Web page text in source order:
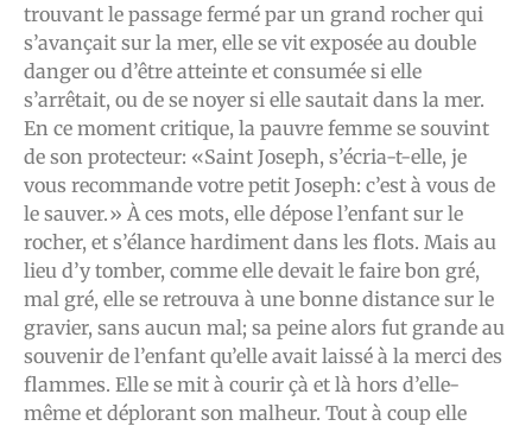
trouvant le passage fermé par un grand rocher qui
s’avançait sur la mer, elle se vit exposée au double
danger ou d’être atteinte et consumée si elle
s’arrêtait, ou de se noyer si elle sautait dans la mer.
En ce moment critique, la pauvre femme se souvint
de son protecteur: «Saint Joseph, s’écria-t-elle, je
vous recommande votre petit Joseph: c’est à vous de
le sauver.» À ces mots, elle dépose l’enfant sur le
rocher, et s’élance hardiment dans les flots. Mais au
lieu d’y tomber, comme elle devait le faire bon gré,
mal gré, elle se retrouva à une bonne distance sur le
gravier, sans aucun mal; sa peine alors fut grande au
souvenir de l’enfant qu’elle avait laissé à la merci des
flammes. Elle se mit à courir çà et là hors d’elle-
même et déplorant son malheur. Tout à coup elle